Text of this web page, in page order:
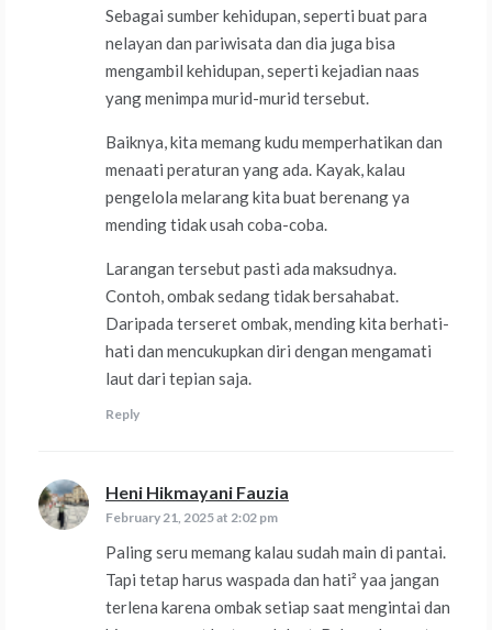
Sebagai sumber kehidupan, seperti buat para
nelayan dan pariwisata dan dia juga bisa
mengambil kehidupan, seperti kejadian naas
yang menimpa murid-murid tersebut.
Baiknya, kita memang kudu memperhatikan dan
menaati peraturan yang ada. Kayak, kalau
pengelola melarang kita buat berenang ya
mending tidak usah coba-coba.
Larangan tersebut pasti ada maksudnya.
Contoh, ombak sedang tidak bersahabat.
Daripada terseret ombak, mending kita berhati-
hati dan mencukupkan diri dengan mengamati
laut dari tepian saja.
Reply
Heni Hikmayani Fauzia
February 21, 2025 at 2:02 pm
Paling seru memang kalau sudah main di pantai.
Tapi tetap harus waspada dan hati² yaa jangan
terlena karena ombak setiap saat mengintai dan